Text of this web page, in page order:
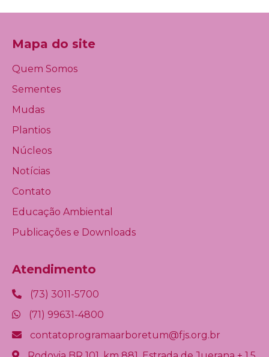
Mapa do site
Quem Somos
Sementes
Mudas
Plantios
Núcleos
Notícias
Contato
Educação Ambiental
Publicações e Downloads
Atendimento
(73) 3011-5700
(71) 99631-4800
contatoprogramaarboretum@fjs.org.br